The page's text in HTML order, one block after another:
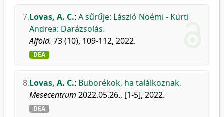
7.Lovas, A. C.: A sűrűje: László Noémi - Kürti
Andrea: Darázsolás.
Alföld. 73 (10), 109-112, 2022.
DEA
8.Lovas, A. C.: Buborékok, ha találkoznak.
Mesecentrum 2022.05.26., [1-5], 2022.
DEA